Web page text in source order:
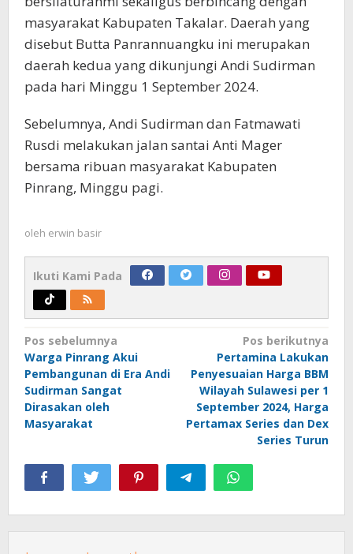
masyarakat Kabupaten Takalar. Daerah yang
disebut Butta Panrannuangku ini merupakan
daerah kedua yang dikunjungi Andi Sudirman
pada hari Minggu 1 September 2024.
Sebelumnya, Andi Sudirman dan Fatmawati
Rusdi melakukan jalan santai Anti Mager
bersama ribuan masyarakat Kabupaten
Pinrang, Minggu pagi.
oleh erwin basir
Ikuti Kami Pada
Navigasi
pos
Pos sebelumnya
Warga Pinrang Akui
Pembangunan di Era Andi
Sudirman Sangat
Dirasakan oleh
Masyarakat
Pos berikutnya
Pertamina Lakukan
Penyesuaian Harga BBM
Wilayah Sulawesi per 1
September 2024, Harga
Pertamax Series dan Dex
Series Turun